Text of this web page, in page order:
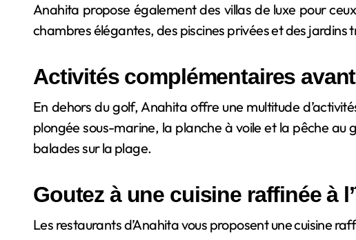
Anahita propose également des villas de luxe pour
chambres élégantes, des piscines privées et des jardins
Activités complémentaires
En dehors du golf, Anahita offre une multitude
plongée sous-marine, la planche à voile et la pêche
balades sur la plage.
Goutez à une cuisine raffinée à
Les restaurants d’Anahita vous proposent une cuisine